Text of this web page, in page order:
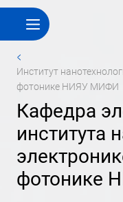
<
институт нанотехнологий в электронике, спинтронике и
фотонике НИЯУ МИФИ
кафедра электроники (№3)
института
фотонике